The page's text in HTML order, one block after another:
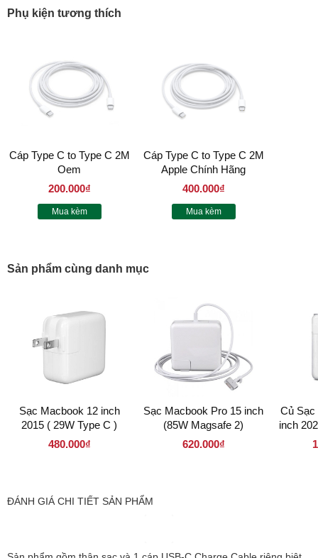
Phụ kiện tương thích
Cáp Type C to Type C 2M
Oem
200.000₫
Mua kèm
Cáp Type C to Type C 2M
Apple Chính Hãng
400.000₫
Mua kèm
Sản phẩm cùng danh mục
Sạc Macbook 12 inch
2015 ( 29W Type C )
480.000₫
Sạc Macbook Pro 15 inch
(85W Magsafe 2)
620.000₫
Củ Sạc
inch
ĐÁNH GIÁ CHI TIẾT SẢN PHẨM